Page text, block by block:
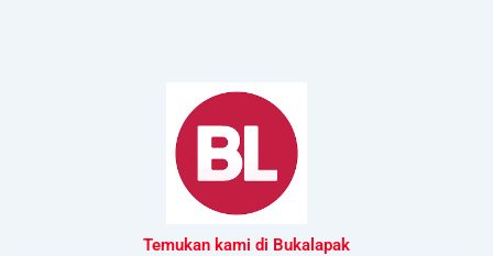
Temukan kami di Bukalapak